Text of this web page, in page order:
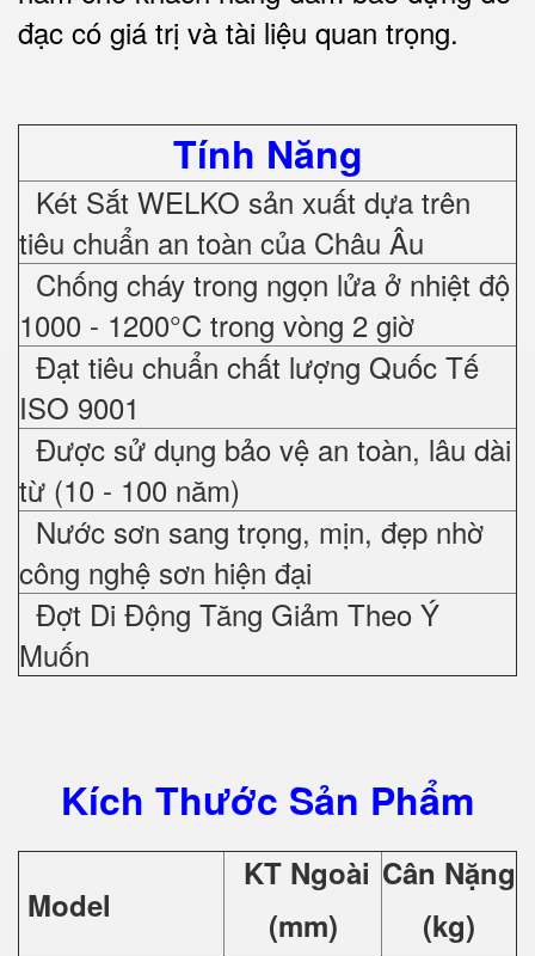
đạc có giá trị và tài liệu quan trọng.
Tính Năng
Két Sắt WELKO sản xuất dựa trên
tiêu chuẩn an toàn của Châu Âu
Chống cháy trong ngọn lửa ở nhiệt độ
1000 - 1200°C trong vòng 2 giờ
Đạt tiêu chuẩn chất lượng Quốc Tế
ISO 9001
Được sử dụng bảo vệ an toàn, lâu dài
từ (10 - 100 năm)
Nước sơn sang trọng, mịn, đẹp nhờ
công nghệ sơn hiện đại
Đợt Di Động Tăng Giảm Theo Ý
Muốn
Kích Thước Sản Phẩm
Model
KT Ngoài
(mm)
Cân Nặng
(kg)